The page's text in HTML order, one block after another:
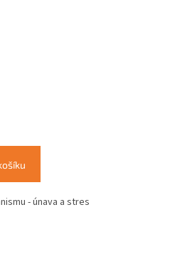
- únava a stres